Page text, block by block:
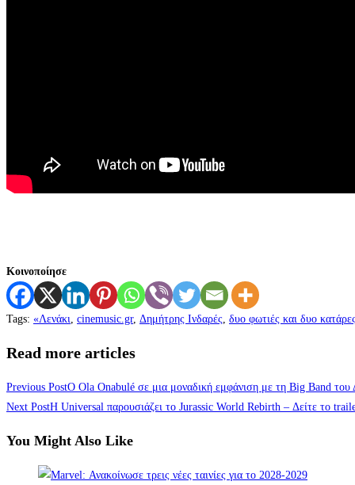
Κοινοποίησε
Tags: «Λενάκι cinemusic.gr, Δημήτρης Ινδαρές δυο φωτιές και δυο
Read more articles
Previous PostO Ola Onabulé σε μια μοναδική εμφάνιση με τη Big Band
Next PostΗ Universal παρουσιάζει το Jurassic World Rebirth – Δείτε το
You Might Also Like